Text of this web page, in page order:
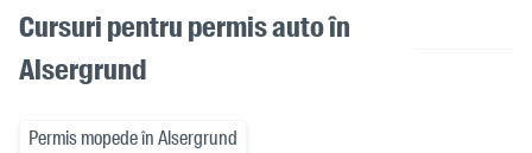
Cursuri pentru permis auto în
Alsergrund
Permis mopede în Alsergrund